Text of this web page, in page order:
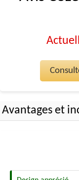
Avantages et